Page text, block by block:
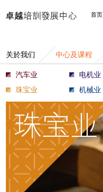
首页
关於我们 中心及课程
中心及课程
汽车业 电机业
珠宝业
机械业